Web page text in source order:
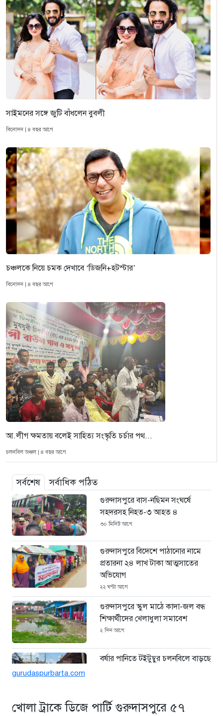
সাইমনের সঙ্গে জুটি বাঁধলেন বুবলী
বিনোদন | ৪ বছর আগে
চঞ্চলকে নিয়ে চমক দেখাবে ‘ডিজনি+হটস্টার’
বিনোদন | ৪ বছর আগে
আ.লীগ ক্ষমতায় বলেই সাহিত্য সংস্কৃতি চর্চার পথ...
চলনবিল অঞ্চল | ৪ বছর আগে
সর্বশেষ সর্বাধিক পঠিত
গুরুদাসপুরে বাস-নছিমন সংঘর্ষে
সহদরসহ নিহত-৩ আহত ৪
৩০ মিনিট আগে
গুরুদাসপুরে বিদেশে পাঠানোর নামে
প্রতারনা ২৪ লাখ টাকা আত্মসাতের
অভিযোগ
২২ ঘণ্টা আগে
গুরুদাসপুরে স্কুল মাঠে কাদা-জল বন্ধ
শিক্ষার্থীদের খেলাধুলা সমাবেশ
২ দিন আগে
বর্ষার পানিতে টইটুম্বুর চলনবিলে বাড়ছে
সিন্ডিকেটের কবজায় পাটের বাজার,
gurudaspurbarta.com
খোলা ট্রাকে ডিজে পার্টি গুরুদাসপুরে ৫৭